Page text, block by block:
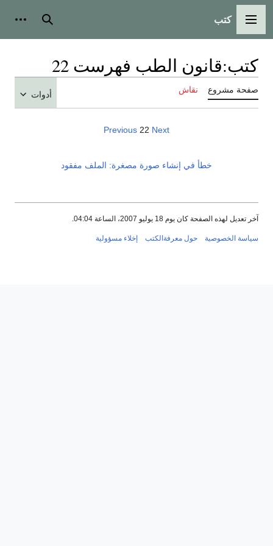
القائمة الرئيسية
كتب بحث
كتب:قانون الطب فهرست 22
صفحة مشروع نقاش أدوات
Previous 22 Next
خطأ في إنشاء صورة مصغرة: الملف مفقود
آخر تعديل لهذه الصفحة كان يوم 18 يوليو 2007، الساعة 04:04.
سياسة الخصوصية حول معرفةالكتب إخلاء مسؤولية